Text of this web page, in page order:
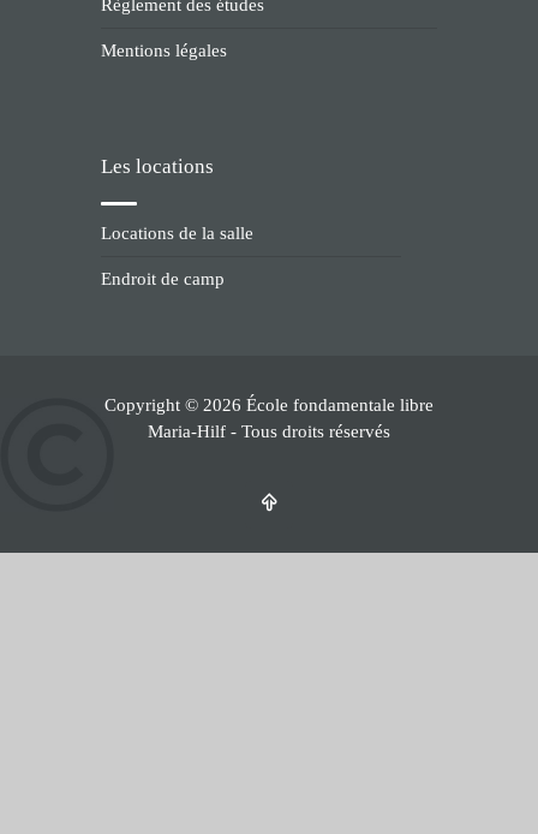
Règlement des études
Mentions légales
Les locations
Locations de la salle
Endroit de camp
Copyright © 2026 École fondamentale libre
Maria-Hilf - Tous droits réservés